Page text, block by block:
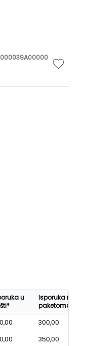
u
Isporuka na
paketomatu*
300,00
350,00